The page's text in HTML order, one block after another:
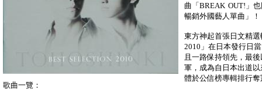
曲「BREAK OUT!」
暢銷外國藝人單曲」！
東方神起首張日文精
2010」在日本發行日
且一路保持領先，最
軍，成為自日本出道
體於公信榜專輯排行
歌曲一覽：